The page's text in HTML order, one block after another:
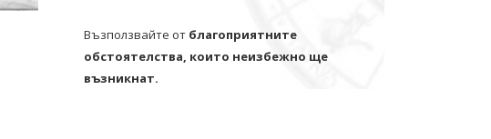
Възползвайте от благоприятните
обстоятелства, които неизбежно ще
възникнат.